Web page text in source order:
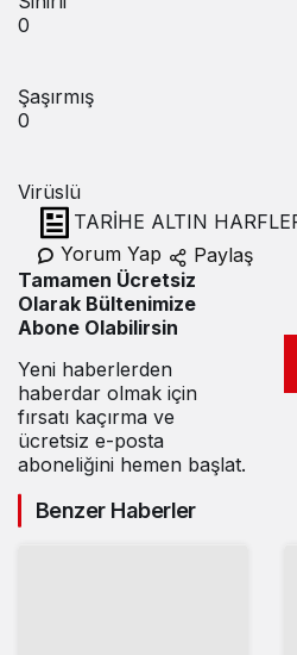
0
Şaşırmış
0
Virüslü
TARİHE ALTIN
Yorum Yap
Paylaş
Tamamen Ücretsiz
Olarak Bültenimize
Abone Olabilirsin
Yeni haberlerden
haberdar olmak için
fırsatı kaçırma ve
ücretsiz e-posta
aboneliğini hemen başlat.
Benzer Haberler